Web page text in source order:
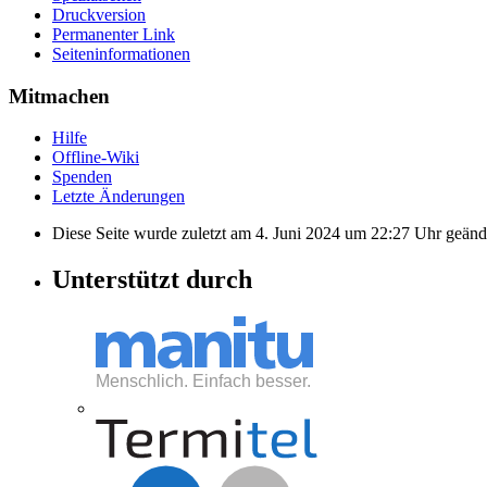
Druckversion
Permanenter Link
Seiten­informationen
Mitmachen
Hilfe
Offline-Wiki
Spenden
Letzte Änderungen
Diese Seite wurde zuletzt am 4. Juni 2024 um 22:27 Uhr
Unterstützt durch